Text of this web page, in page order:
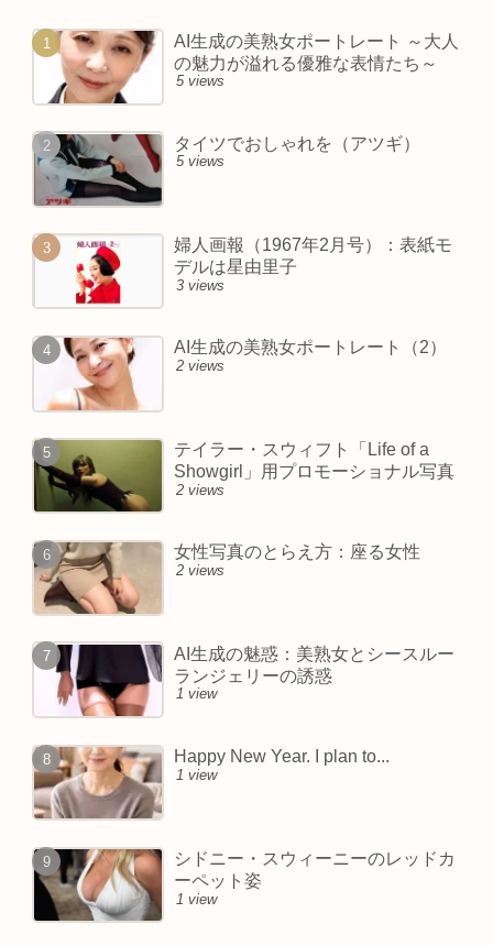
AI生成の美熟女ポートレート ～大人
の魅力が溢れる優雅な表情たち～
5 views
タイツでおしゃれを（アツギ）
5 views
婦人画報（1967年2月号）：表紙モ
デルは星由里子
3 views
AI生成の美熟女ポートレート（2）
2 views
テイラー・スウィフト「Life of a
Showgirl」用プロモーショナル写真
2 views
女性写真のとらえ方：座る女性
2 views
AI生成の魅惑：美熟女とシースルー
ランジェリーの誘惑
1 view
Happy New Year. I plan to...
1 view
シドニー・スウィーニーのレッドカ
ーペット姿
1 view